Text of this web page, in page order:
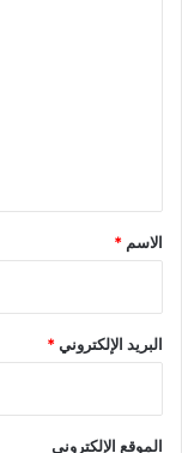
*
الاسم *
البريد الإلكتروني*
الموقع الإلكتروني